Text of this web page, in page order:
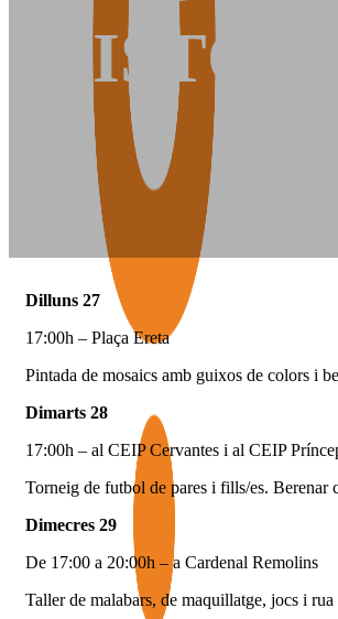
Dilluns 27
17:00h – Plaça Ereta
Pintada de mosaics amb guixos de colors i
Dimarts 28
17:00h – al CEIP Cervantes i al CEIP
Torneig de futbol de pares i fills/es. Berenar
Dimecres 29
De 17:00 a 20:00h – a Cardenal Remolins
Taller de malabars, de maquillatge, jocs i